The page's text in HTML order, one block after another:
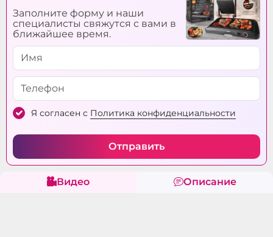
Заполните форму и наши
специалисты свяжутся с вами в
ближайшее время.
Я согласен с Политика конфиденциальности
Отправить
Видео Описание